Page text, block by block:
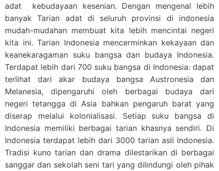
adat kebudayaan kesenian. Dengan mengenal lebih
banyak Tarian adat di seluruh provinsi di indonesia
mudah-mudahan membuat kita lebih mencintai negeri
kita ini. Tarian Indonesia mencerminkan kekayaan dan
keanekaragaman suku bangsa dan budaya Indonesia.
Terdapat lebih dari 700 suku bangsa di Indonesia: dapat
terlihat dari akar budaya bangsa Austronesia dan
Melanesia, dipengaruhi oleh berbagai budaya dari
negeri tetangga di Asia bahkan pengaruh barat yang
diserap melalui kolonialisasi. Setiap suku bangsa di
Indonesia memiliki berbagai tarian khasnya sendiri. Di
Indonesia terdapat lebih dari 3000 tarian asli Indonesia.
Tradisi kuno tarian dan drama dilestarikan di berbagai
sanggar dan sekolah seni tari yang dilindungi oleh pihak